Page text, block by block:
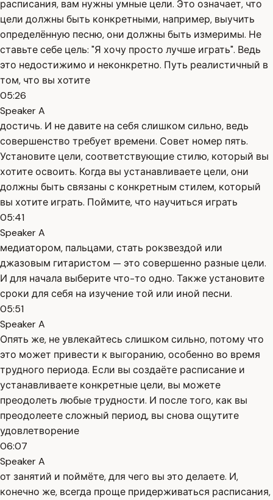
расписания, вам нужны умные цели. Это означает, что
цели должны быть конкретными, например, выучить
определённую песню, они должны быть измеримы. Не
ставьте себе цель: "Я хочу просто лучше играть". Ведь
это недостижимо и неконкретно. Путь реалистичный в
том, что вы хотите
05:26
Speaker A
достичь. И не давите на себя слишком сильно, ведь
совершенство требует времени. Совет номер пять.
Установите цели, соответствующие стилю, который вы
хотите освоить. Когда вы устанавливаете цели, они
должны быть связаны с конкретным стилем, который
вы хотите играть. Поймите, что научиться играть
05:41
Speaker A
медиатором, пальцами, стать рокзвездой или
джазовым гитаристом — это совершенно разные цели.
И для начала выберите что-то одно. Также установите
сроки для себя на изучение той или иной песни.
05:51
Speaker A
Опять же, не увлекайтесь слишком сильно, потому что
это может привести к выгоранию, особенно во время
трудного периода. Если вы создаёте расписание и
устанавливаете конкретные цели, вы можете
преодолеть любые трудности. И после того, как вы
преодолеете сложный период, вы снова ощутите
удовлетворение
06:07
Speaker A
от занятий и поймёте, для чего вы это делаете. И,
конечно же, всегда проще придерживаться расписания,